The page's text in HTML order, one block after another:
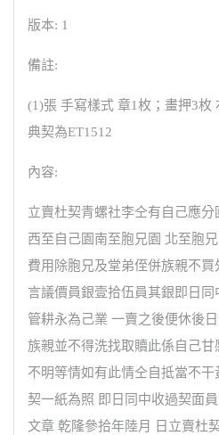
版本: 1
備註:
(1)張 手寫樣式 章1枚；畫押3枚
典契為ET1512
內容:
立賣杜契青螺社李仝有自己應
西至自己園南至胞兄園 北至胞
費用除胞兄及堂弟侄併族親不
言議價員銀壹拾伍員其銀即日
管耕永為己業 一賣之後便休後
族親並不得洗找取贖此係自己
不明等情如有此情仝自抵當不
契一紙為照 即日同中收過契面
文章 乾隆參拾年陸月 日立賣杜